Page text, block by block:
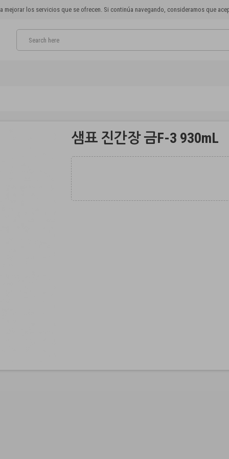
mejorar los servicios que se ofrecen. Si continúa navegando, consideramos que
샘표 진간장 금F-3 930mL